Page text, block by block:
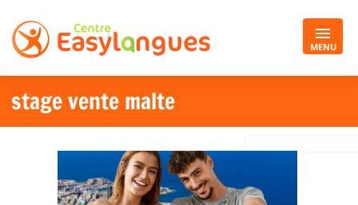
MENU
stage vente malte